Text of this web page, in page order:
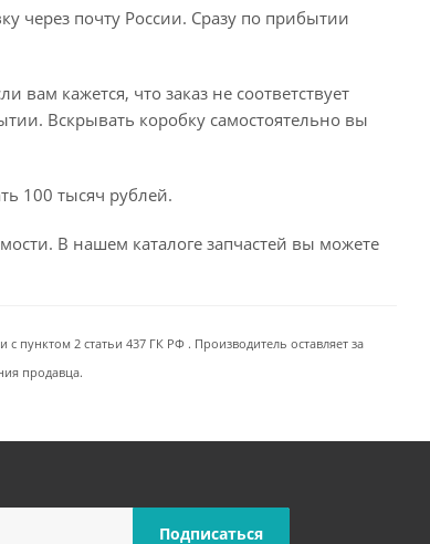
через почту России. Сразу по прибытии
вам кажется, что заказ не соответствует
Вскрывать коробку самостоятельно вы
100 тысяч рублей.
В нашем каталоге запчастей вы можете
пунктом 2 статьи 437 ГК РФ . Производитель оставляет за
продавца.